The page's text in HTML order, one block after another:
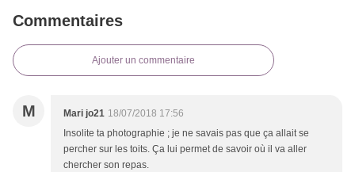
Commentaires
Ajouter un commentaire
M Mari jo21 18/07/2018 17:56
Insolite ta photographie ; je ne savais pas que ça allait se
percher sur les toits. Ça lui permet de savoir où il va aller
chercher son repas.